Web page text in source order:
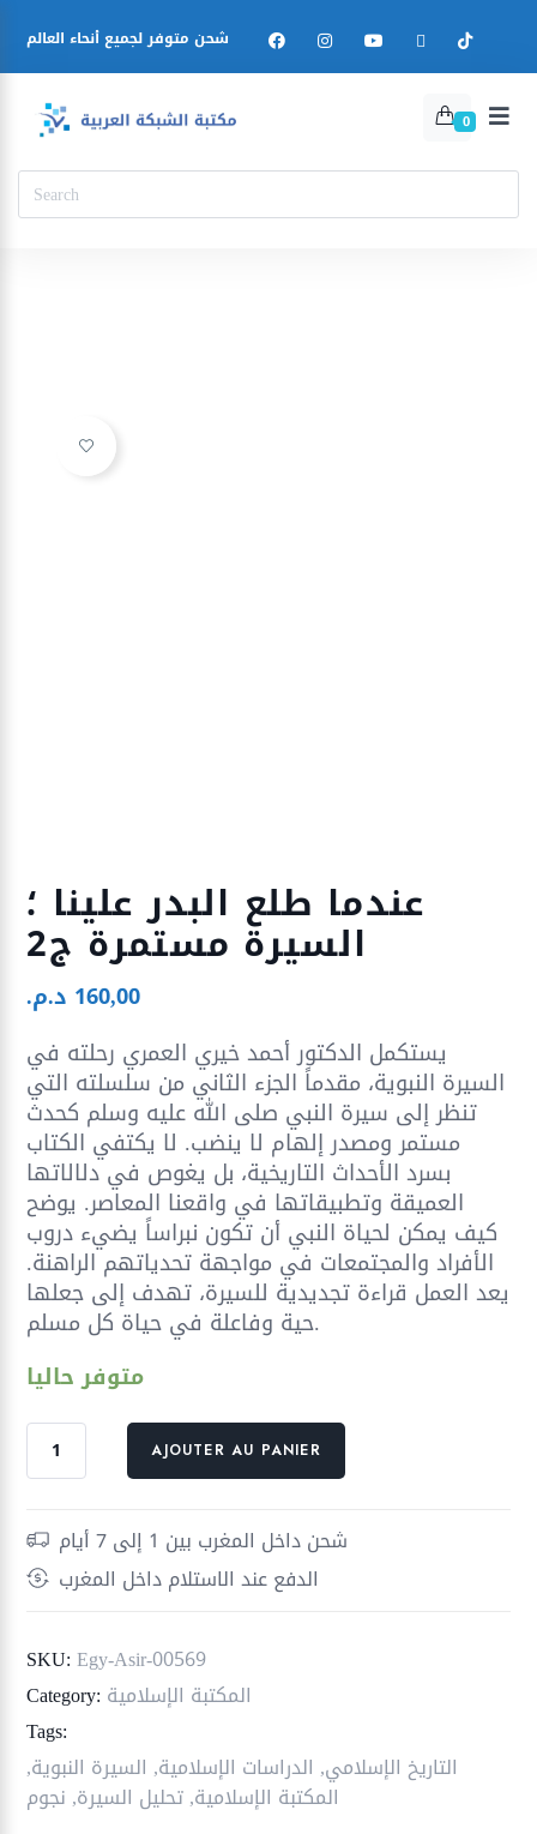
شحن متوفر لجميع أنحاء العالم
0
عندما طلع البدر علينا ؛
السيرة مستمرة ج2
160,00 د.م.
يستكمل الدكتور أحمد خيري العمري رحلته في
السيرة النبوية، مقدماً الجزء الثاني من سلسلته التي
تنظر إلى سيرة النبي صلى الله عليه وسلم كحدث
مستمر ومصدر إلهام لا ينضب. لا يكتفي الكتاب
بسرد الأحداث التاريخية، بل يغوص في دلالاتها
العميقة وتطبيقاتها في واقعنا المعاصر. يوضح
كيف يمكن لحياة النبي أن تكون نبراساً يضيء دروب
الأفراد والمجتمعات في مواجهة تحدياتهم الراهنة.
يعد العمل قراءة تجديدية للسيرة، تهدف إلى جعلها
حية وفاعلة في حياة كل مسلم.
متوفر حاليا
quantité
طلع
البدر
علينا
السيرة
مستمرة
ج2
AJOUTER AU PANIER
شحن داخل المغرب بين 1 إلى 7 أيام
الدفع عند الاستلام داخل المغرب
SKU: Egy-Asir-00569
Category: المكتبة الإسلامية
Tags:
التاريخ الإسلامي, الدراسات الإسلامية, السيرة النبوية,
المكتبة الإسلامية,تحليل السيرة,نجوم